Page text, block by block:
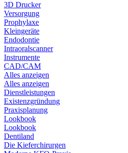
3D Drucker
Versorgung
Prophylaxe
Kleingeräte
Endodontie
Intraoralscanner
Instrumente
CAD/CAM
Alles anzeigen
Alles anzeigen
Dienstleistungen
Existenzgründung
Praxisplanung
Lookbook
Lookbook
Dentiland
Die Kieferchirurgen